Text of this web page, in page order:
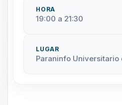
HORA
19:00 a 21:30
LUGAR
Paraninfo Universitario